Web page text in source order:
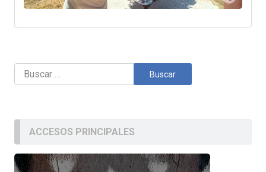
Buscar:
ACCESOS PRINCIPALES